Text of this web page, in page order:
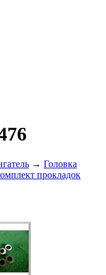
→ Головка
прокладок